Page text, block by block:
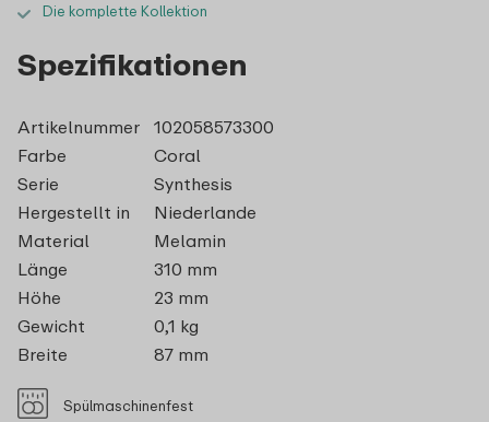
Die komplette Kollektion
Spezifikationen
Artikelnummer
102058573300
Farbe
Coral
Serie
Synthesis
Hergestellt in
Niederlande
Material
Melamin
Länge
310 mm
Höhe
23 mm
Gewicht
0,1 kg
Breite
87 mm
Spülmaschinenfest